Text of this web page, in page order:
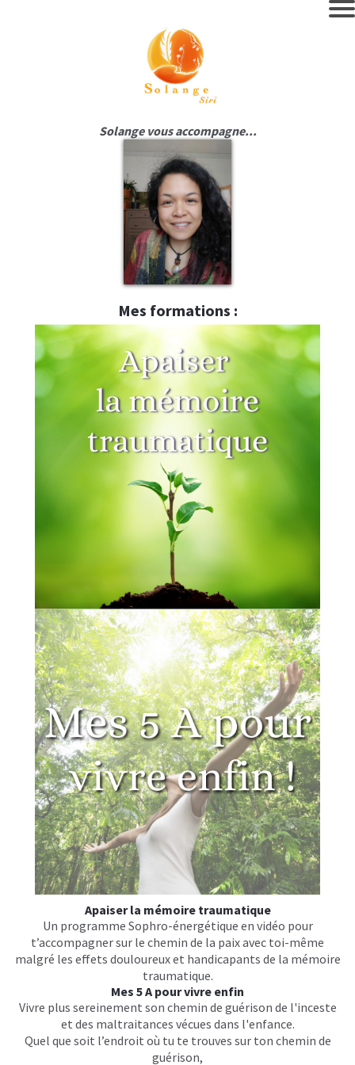
Solange vous accompagne...
Mes formations :
Apaiser la mémoire traumatique
Un programme Sophro-énergétique en vidéo pour
t’accompagner sur le chemin de la paix avec toi-même
malgré les effets douloureux et handicapants de la mémoire
traumatique.
Mes 5 A pour vivre enfin
Vivre plus sereinement son chemin de guérison de l'inceste
et des maltraitances vécues dans l'enfance.
Quel que soit l’endroit où tu te trouves sur ton chemin de
guérison,